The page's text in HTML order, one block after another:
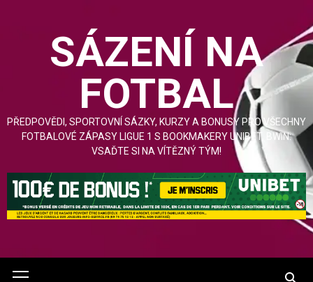
SÁZENÍ NA
FOTBAL
PŘEDPOVĚDI, SPORTOVNÍ SÁZKY, KURZY A BONUSY PRO VŠECHNY
FOTBALOVÉ ZÁPASY LIGUE 1 S BOOKMAKERY UNIBET, BWIN:
VSAĎTE SI NA VÍTĚZNÝ TÝM!
nabídka